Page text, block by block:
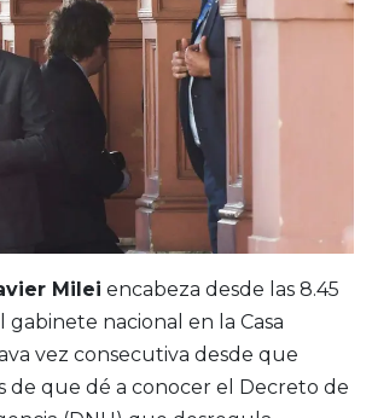
Milei encabeza desde las 8.45
nacional en la Casa
vez consecutiva desde que
de que dé a conocer el Decreto de